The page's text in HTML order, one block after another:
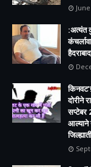
:अत्यंत
दोरीने
सप्टेबर
आल्याने